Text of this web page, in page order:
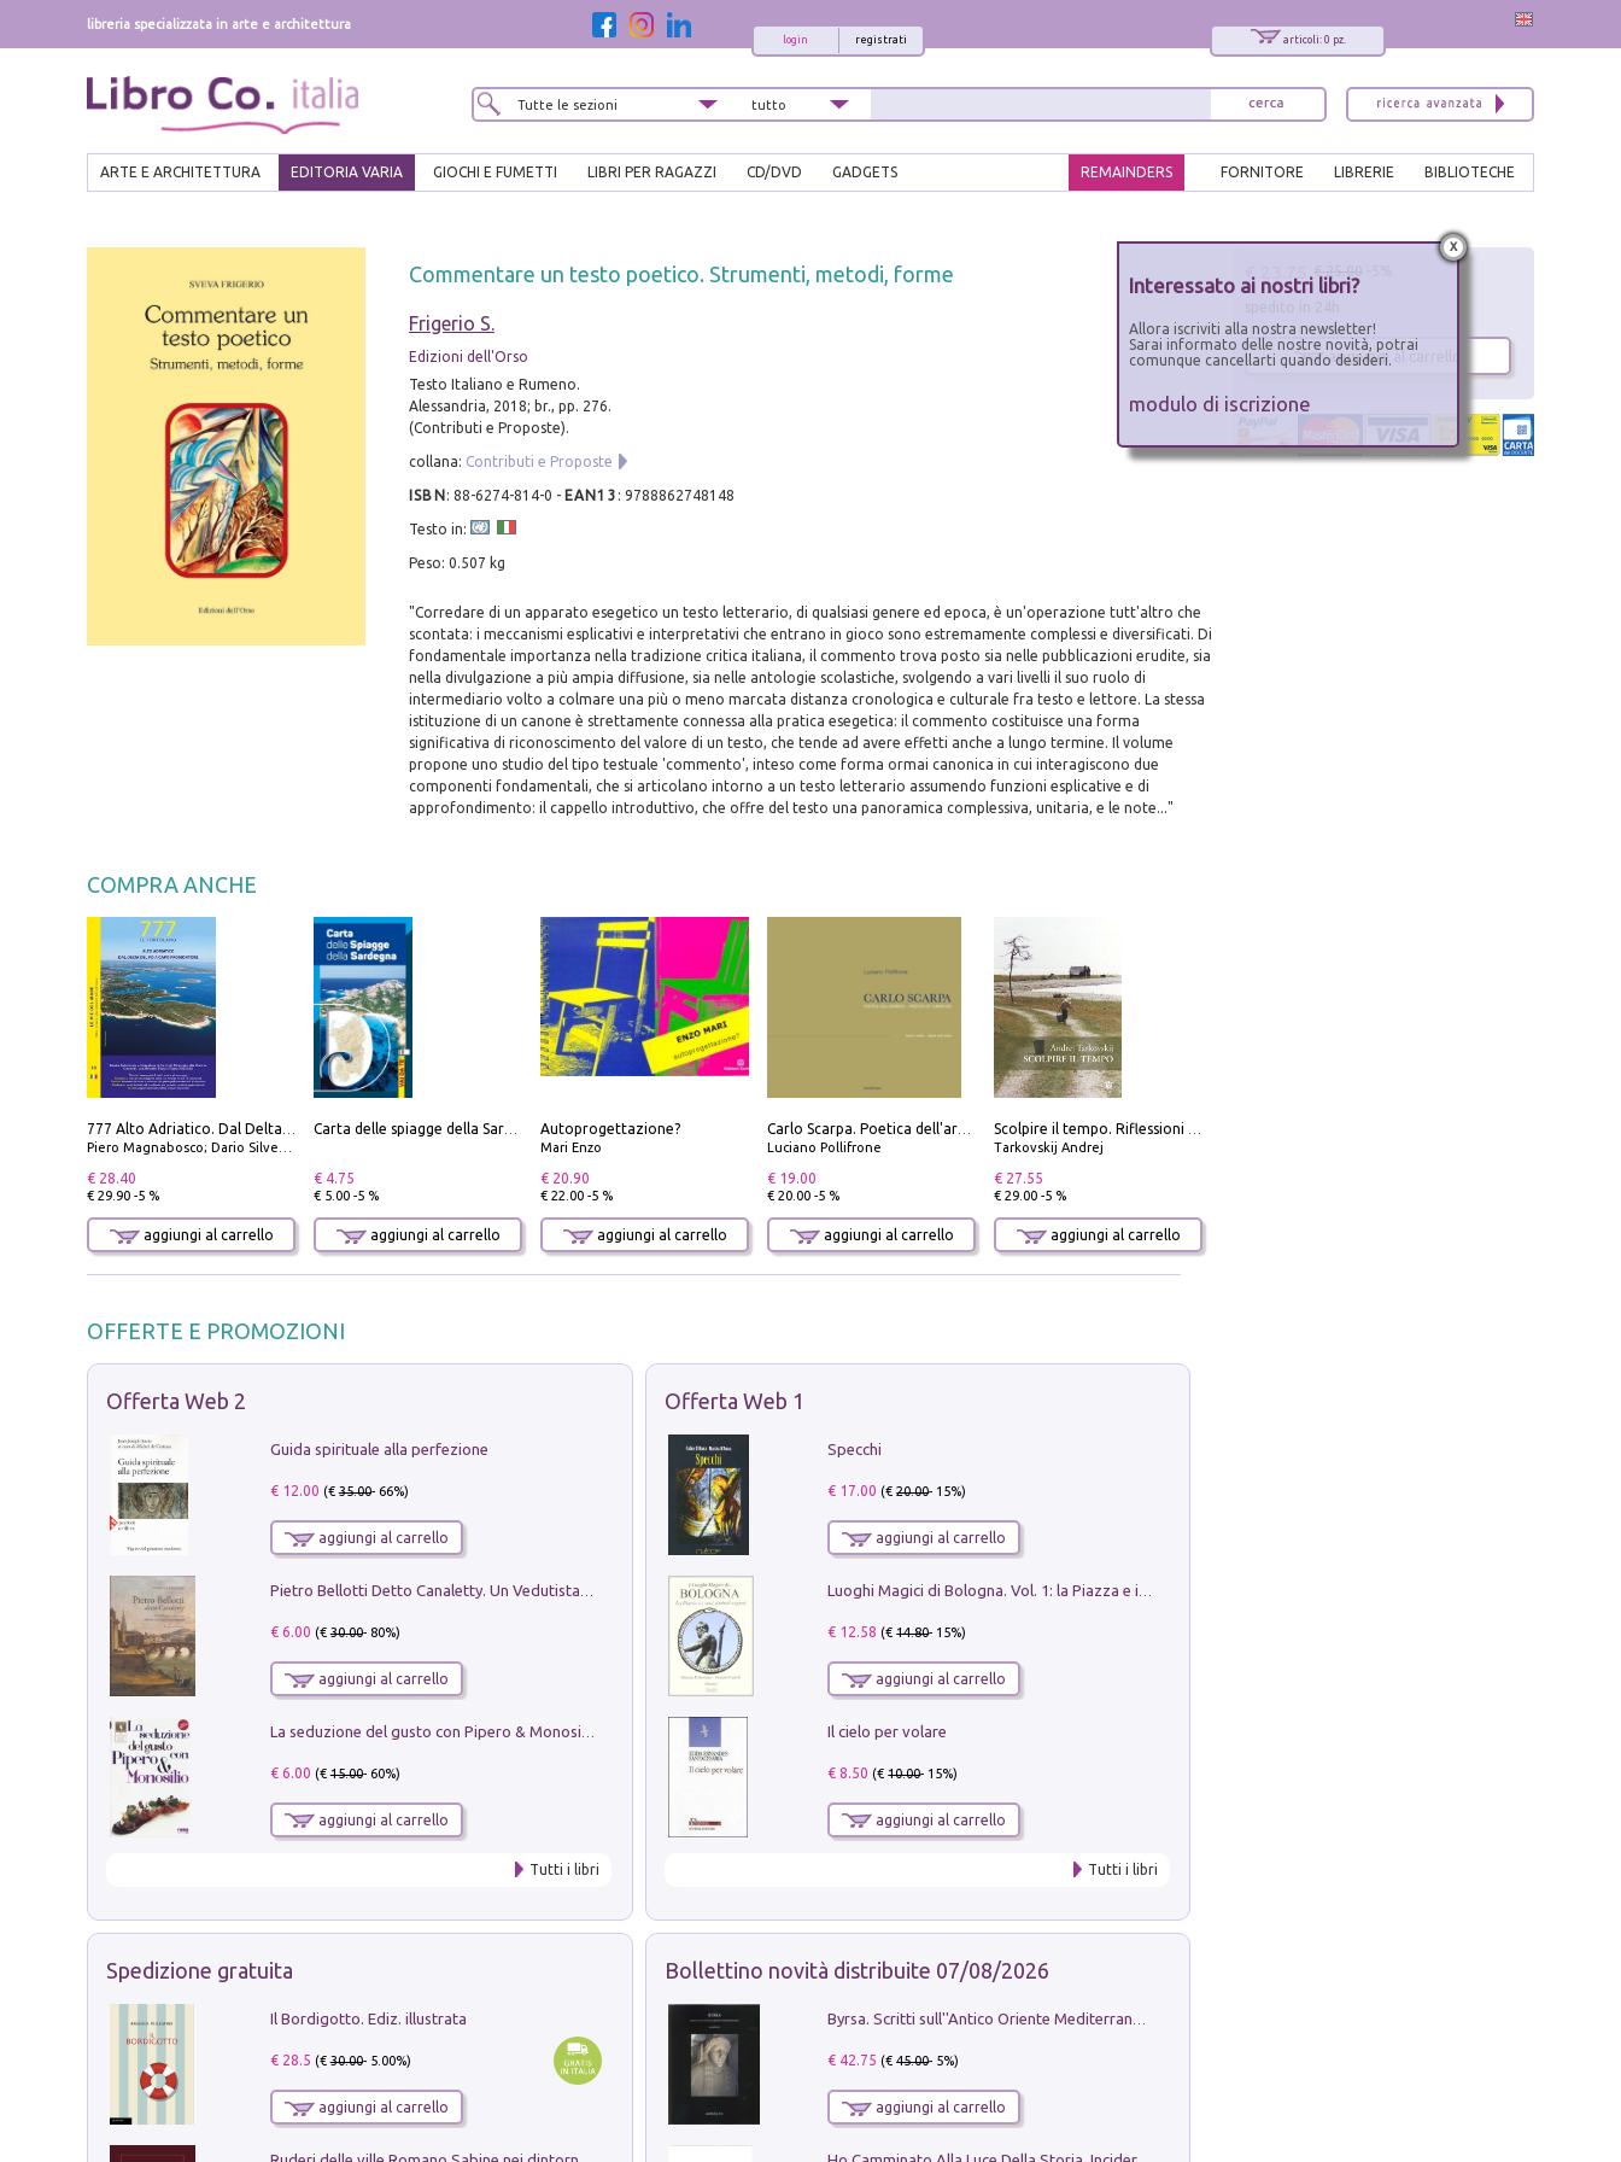
libreria specializzata in arte e architettura
articoli: 0 pz.
registrati
login
ARTE E ARCHITETTURA EDITORIA VARIA GIOCHI E FUMETTI LIBRI PER RAGAZZI CD/DVD GADGETS BIBLIOTECHE
LIBRERIE
FORNITORE
REMAINDERS
Commentare un testo poetico. Strumenti, metodi, forme
Frigerio S.
Edizioni dell'Orso
Testo Italiano e Rumeno.
Alessandria, 2018; br., pp. 276.
(Contributi e Proposte).
collana: Contributi e Proposte
ISBN : 88-6274-814-0 - EAN13 : 9788862748148
Testo in:
Peso: 0.507 kg
"Corredare di un apparato esegetico un testo letterario, di qualsiasi genere ed epoca, è un'operazione tutt'altro che
scontata: i meccanismi esplicativi e interpretativi che entrano in gioco sono estremamente complessi e diversificati. Di
fondamentale importanza nella tradizione critica italiana, il commento trova posto sia nelle pubblicazioni erudite, sia
nella divulgazione a più ampia diffusione, sia nelle antologie scolastiche, svolgendo a vari livelli il suo ruolo di
intermediario volto a colmare una più o meno marcata distanza cronologica e culturale fra testo e lettore. La stessa
istituzione di un canone è strettamente connessa alla pratica esegetica: il commento costituisce una forma
significativa di riconoscimento del valore di un testo, che tende ad avere effetti anche a lungo termine. Il volume
propone uno studio del tipo testuale 'commento', inteso come forma ormai canonica in cui interagiscono due
componenti fondamentali, che si articolano intorno a un testo letterario assumendo funzioni esplicative e di
approfondimento: il cappello introduttivo, che offre del testo una panoramica complessiva, unitaria, e le note..."
COMPRA ANCHE
Piero Magnabosco; Dario Silvestro; Marco Sbrizzi
€ 28.40
€ 29.90 -5 %
aggiungi al carrello
€ 4.75
€ 5.00 -5 %
aggiungi al carrello
Autoprogettazione?
Mari Enzo
€ 20.90
€ 22.00 -5 %
aggiungi al carrello
Luciano Pollifrone
€ 19.00
€ 20.00 -5 %
aggiungi al carrello
Tarkovskij Andrej
€ 27.55
€ 29.00 -5 %
aggiungi al carrello
OFFERTE E PROMOZIONI
Offerta Web 2
Guida spirituale alla perfezione
€ 12.00 (€35.00- 66%)
aggiungi al carrello
€ 6.00 (€30.00- 80%)
aggiungi al carrello
€ 6.00 (€15.00- 60%)
aggiungi al carrello
Tutti i libri
Offerta Web 1
Specchi
€ 17.00 (€20.00- 15%)
aggiungi al carrello
€ 12.58 (€14.80- 15%)
aggiungi al carrello
Il cielo per volare
€ 8.50 (€10.00- 15%)
aggiungi al carrello
Tutti i libri
Spedizione gratuita
Il Bordigotto. Ediz. illustrata
€ 28.5 (€30.00- 5.00%)
aggiungi al carrello
Bollettino novità distribuite 07/08/2026
€ 42.75 (€45.00- 5%)
aggiungi al carrello
€ 23.75
aggiungi al carrello
x
Interessato ai nostri libri?
Allora iscriviti alla nostra newsletter!
Sarai informato delle nostre novità, potrai
comunque cancellarti quando desideri.
modulo di iscrizione